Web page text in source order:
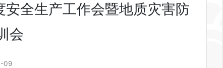
全生产工作会暨地质灾害防
会
09